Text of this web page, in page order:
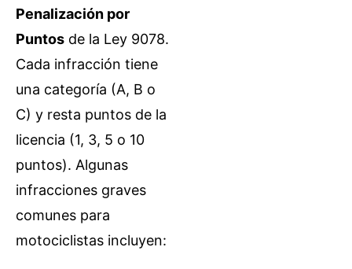
Penalización por
Puntos de la Ley 9078.
Cada infracción tiene
una categoría (A, B o
C) y resta puntos de la
licencia (1, 3, 5 o 10
puntos). Algunas
infracciones graves
comunes para
motociclistas incluyen: